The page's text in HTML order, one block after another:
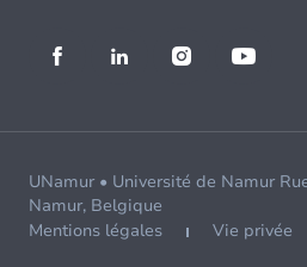
UNamur • Université de Namur
Namur, Belgique
Mentions légales
Vie privée